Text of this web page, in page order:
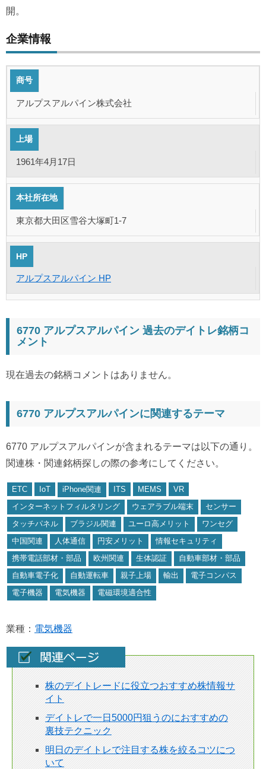
開。
企業情報
商号
アルプスアルパイン株式会社
上場
1961年4月17日
本社所在地
東京都大田区雪谷大塚町1-7
HP
アルプスアルパイン HP
6770 アルプスアルパイン 過去のデイトレ銘柄コ
メント
現在過去の銘柄コメントはありません。
6770 アルプスアルパインに関連するテーマ
6770 アルプスアルパインが含まれるテーマは以下の通り。
関連株・関連銘柄探しの際の参考にしてください。
ETC IoT iPhone関連 ITS MEMS
VR
インターネットフィルタリング
ウェアラブル端末
センサー
タッチパネル
ブラジル関連 ユーロ高メリット
ワンセグ
中国関連
人体通信 円安メリット
情報セキュリティ
携帯電話部材・部品
欧州関連 生体認証
自動車部材・部品
自動車電子化
自動運転車 親子上場 輸出
電子コンパス
電子機器
電気機器 電磁環境適合性
業種： 電気機器
株のデイトレードに役立つおすすめ株情報サ
イト
デイトレで一日5000円狙うのにおすすめの
裏技テクニック
明日のデイトレで注目する株を絞るコツにつ
いて